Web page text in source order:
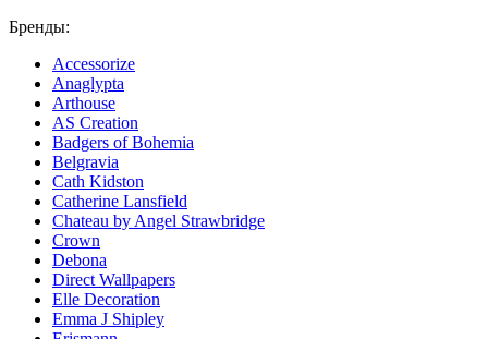
Бренды:
Accessorize
Anaglypta
Arthouse
AS Creation
Badgers of Bohemia
Belgravia
Cath Kidston
Catherine Lansfield
Chateau by Angel Strawbridge
Crown
Debona
Direct Wallpapers
Elle Decoration
Emma J Shipley